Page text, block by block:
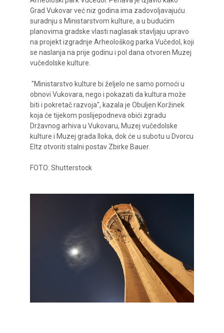
Grad Vukovar već niz godina ima zadovoljavajuću
suradnju s Ministarstvom kulture, a u budućim
planovima gradske vlasti naglasak stavljaju upravo
na projekt izgradnje Arheološkog parka Vučedol, koji
se naslanja na prije godinu i pol dana otvoren Muzej
vučedolske kulture.
"Ministarstvo kulture bi željelo ne samo pomoći u
obnovi Vukovara, nego i pokazati da kultura može
biti i pokretač razvoja", kazala je Obuljen Koržinek
koja će tijekom poslijepodneva obići zgradu
Državnog arhiva u Vukovaru, Muzej vučedolske
kulture i Muzej grada Iloka, dok će u subotu u Dvorcu
Eltz otvoriti stalni postav Zbirke Bauer.
FOTO: Shutterstock